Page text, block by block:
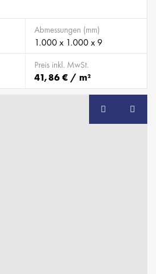
Abmessungen (mm)
1.000 x 1.000 x 9
Preis inkl. MwSt.
41,86 € / m²